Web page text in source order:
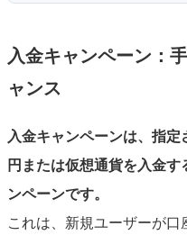
入金キャンペーン：
ャンス
入金キャンペーンは、指
円または仮想通貨を入金
ンペーンです。
これは、新規ユーザーが